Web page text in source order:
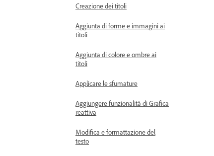
Creazione dei titoli
Aggiunta di forme e immagini ai
titoli
Aggiunta di colore e ombre ai
titoli
Applicare le sfumature
Aggiungere funzionalità di Grafica
reattiva
Modifica e formattazione del
testo